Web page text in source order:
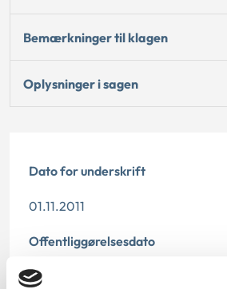
Bemærkninger til klagen
Oplysninger i sagen
Dato for underskrift
01.11.2011
Offentliggørelsesdato
10.07.2013